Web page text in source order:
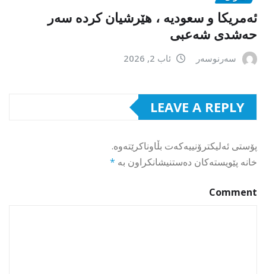
ئەمریکا و سعودیە ، هێرشیان کردە سەر
حەشدی شەعبی
سەرنوسەر ئاب 2, 2026
LEAVE A REPLY
پۆستی ئەلیکترۆنییەکەت بڵاوناکرێتەوە.
خانە پێویستەکان دەستنیشانکراون بە *
Comment